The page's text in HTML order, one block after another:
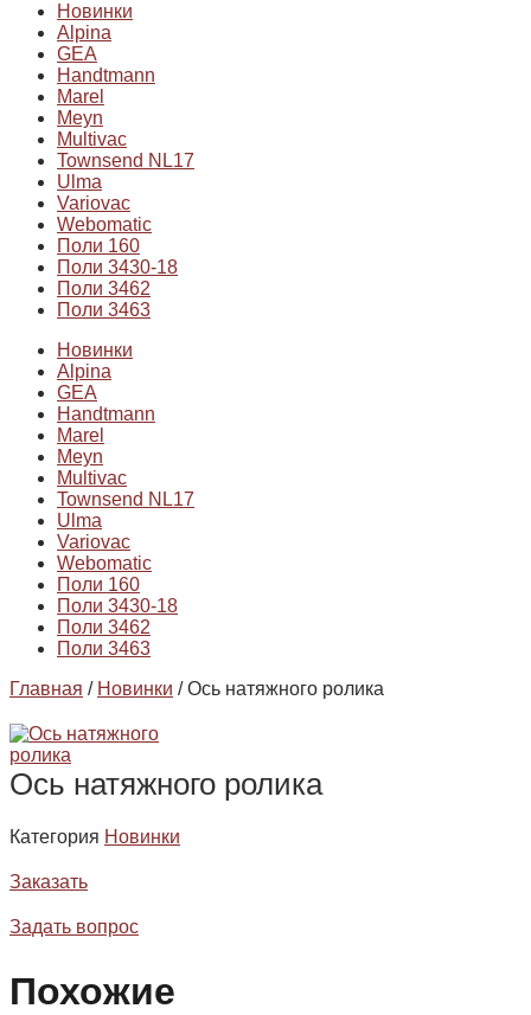
Новинки
Alpina
GEA
Handtmann
Marel
Meyn
Multivac
Townsend NL17
Ulma
Variovac
Webomatic
Поли 160
Поли 3430-18
Поли 3462
Поли 3463
Новинки
Alpina
GEA
Handtmann
Marel
Meyn
Multivac
Townsend NL17
Ulma
Variovac
Webomatic
Поли 160
Поли 3430-18
Поли 3462
Поли 3463
Главная / Новинки / Ось натяжного ролика
Ось натяжного ролика
Категория Новинки
Заказать
Задать вопрос
Похожие